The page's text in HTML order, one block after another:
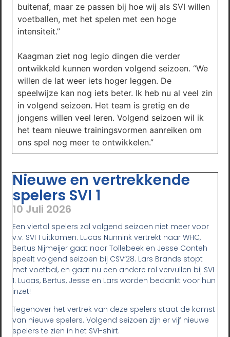
buitenaf, maar ze passen bij hoe wij als SVI willen
voetballen, met het spelen met een hoge
intensiteit.”
Kaagman ziet nog legio dingen die verder
ontwikkeld kunnen worden volgend seizoen. “We
willen de lat weer iets hoger leggen. De
speelwijze kan nog iets beter. Ik heb nu al veel zin
in volgend seizoen. Het team is gretig en de
jongens willen veel leren. Volgend seizoen wil ik
het team nieuwe trainingsvormen aanreiken om
ons spel nog meer te ontwikkelen.”
Nieuwe en vertrekkende
spelers SVI 1
10 Juli 2026
Een viertal spelers zal volgend seizoen niet meer voor
v.v. SVI 1 uitkomen. Lucas Nunnink vertrekt naar WHC,
Bertus Nijmeijer gaat naar Tollebeek en Jesse Conteh
speelt volgend seizoen bij CSV’28. Lars Brands stopt
met voetbal, en gaat nu een andere rol vervullen bij SVI
1. Lucas, Bertus, Jesse en Lars worden bedankt voor hun
inzet!
Tegenover het vertrek van deze spelers staat de komst
van nieuwe spelers. Volgend seizoen zijn er vijf nieuwe
spelers te zien in het SVI-shirt.